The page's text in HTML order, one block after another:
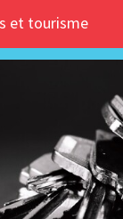
et tourisme